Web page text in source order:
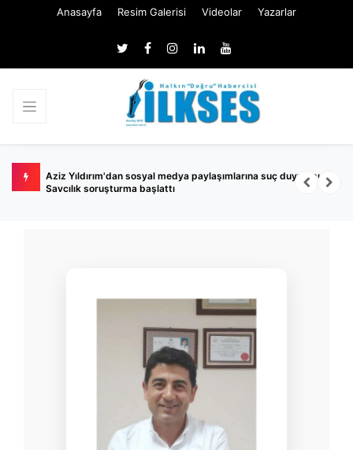
Anasayfa Resim Galerisi Videolar Yazarlar
suç duyurusu!
Beyoğlu'nda köpek kavgası kanlı bitti:
yerinden bıçaklandı